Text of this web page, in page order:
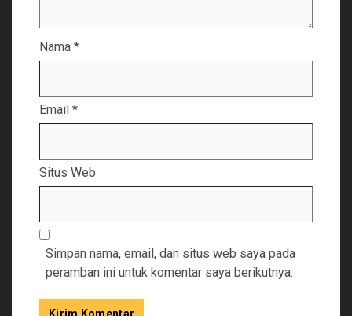
Nama *
Email *
Situs Web
Simpan nama, email, dan situs web saya pada
peramban ini untuk komentar saya berikutnya.